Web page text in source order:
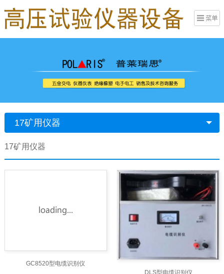
17矿用仪器
17矿用仪器
GC8520型电缆识别仪
DLS型电缆识别仪